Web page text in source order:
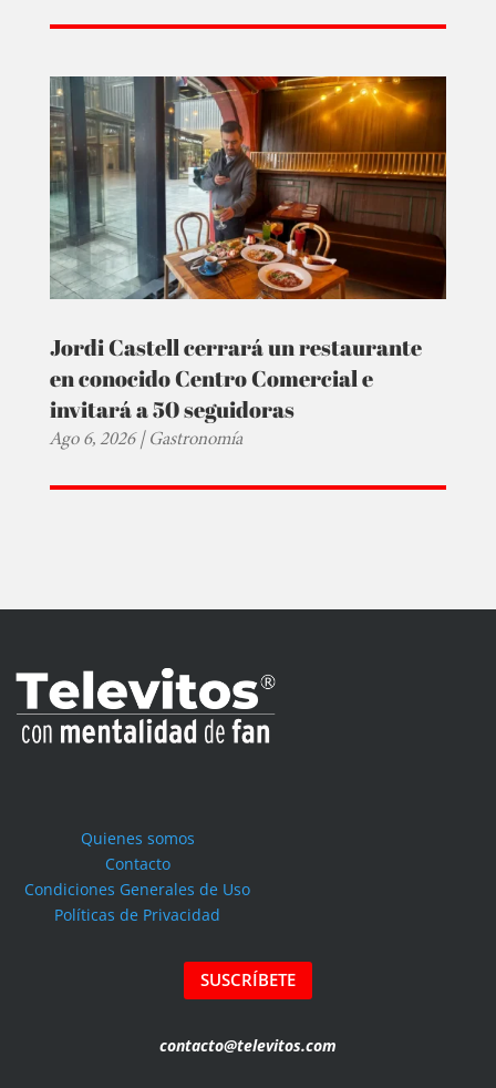
Jordi Castell cerrará un restaurante
en conocido Centro Comercial e
invitará a 50 seguidoras
Ago 6, 2026|Gastronomía
Quienes somos
Contacto
Condiciones Generales de Uso
Políticas de Privacidad
SUSCRÍBETE
contacto@televitos.com